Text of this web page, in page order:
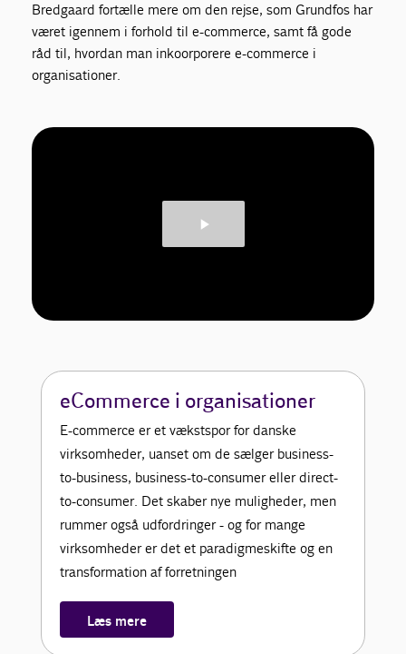
Bredgaard fortælle mere om den rejse, som Grundfos har
været igennem i forhold til e-commerce, samt få gode
råd til, hvordan man inkoorporere e-commerce i
organisationer.
eCommerce i organisationer
E-commerce er et vækstspor for danske
virksomheder, uanset om de sælger business-
to-business, business-to-consumer eller direct-
to-consumer. Det skaber nye muligheder, men
rummer også udfordringer - og for mange
virksomheder er det et paradigmeskifte og en
transformation af forretningen
Læs mere